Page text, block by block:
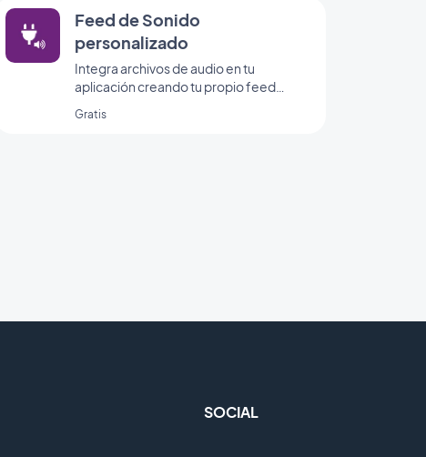
Feed de Sonido
personalizado
Integra archivos de audio en tu
aplicación creando tu propio feed
sonido personalizado de GoodBarber.
Gratis
SOCIAL